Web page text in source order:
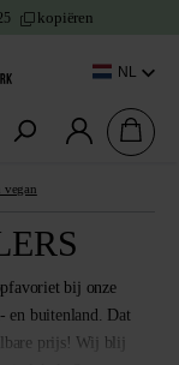
kopiëren
NL
vegan
bij onze
en buitenland. Dat
prijs! Wij blij